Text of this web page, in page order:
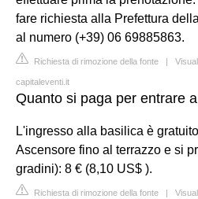
fare richiesta alla Prefettura
al numero (+39) 06 69885863.
Richiesta di rimozione della fonte |
capitaleventi.it
Quanto si paga per entrare
L'ingresso alla basilica è
Ascensore fino al terrazzo e si
gradini): 8 € (8,10 US$ ).
Richiesta di rimozione della fonte |